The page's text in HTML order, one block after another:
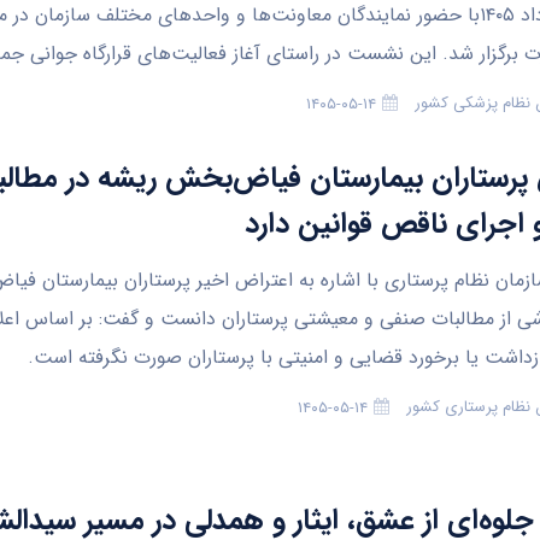
شنبه ۱۰ مرداد ۱۴۰۵با حضور نمایندگان معاونت‌ها و واحدهای مختلف
برگزار شد. این نشست در راستای آغاز فعالیت‌های قرارگاه جوانی
نظام پزشکی کشور ۱۴۰۵-۰۵-۱۴
بیمارستان فیاض‌بخش ریشه در
ناقص قوانین دارد
نظام پرستاری با اشاره به اعتراض اخیر پرستاران بیمارستان
از مطالبات صنفی و معیشتی پرستاران دانست و گفت: بر اساس
یا برخورد قضایی و امنیتی با پرستاران صورت نگرفته است.
نظام پرستاری کشور ۱۴۰۵-۰۵-۱۴
جلوه‌ای از عشق، ایثار و همدلی در مسیر